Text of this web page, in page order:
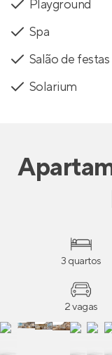
Playground
Spa
Salão de festas
Solarium
3 quartos
2 vagas